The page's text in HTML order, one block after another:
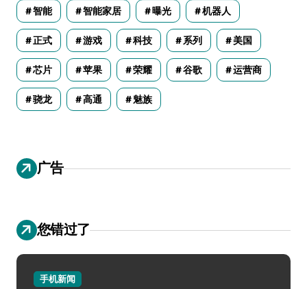
智能 智能家居 曝光 机器人
正式 游戏 科技 系列 美国
芯片 苹果 荣耀 谷歌 运营商
骁龙 高通 魅族
广告
您错过了
手机新闻